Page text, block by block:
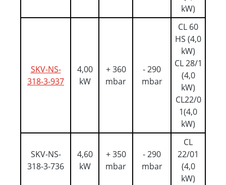
kW)
SKV-NS-
318-3-937
4,00
kW
+ 360
mbar
- 290
mbar
CL 60
HS (4,0
kW)
CL 28/1
(4,0
kW)
CL22/0
1(4,0
kW)
SKV-NS-
318-3-736
4,60
kW
+ 350
mbar
- 290
mbar
CL
22/01
(4,0
kW)